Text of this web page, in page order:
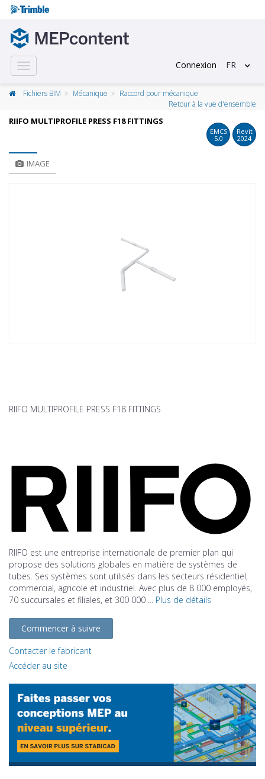
Toggle
navigation
Connexion FR
Fichiers BIM Mécanique
Raccord pour mécanique
Retour à la vue d'ensemble
RIIFO MULTIPROFILE PRESS F18 FITTINGS
EMCS
5.0
Revit
2024
IMAGE
RIIFO MULTIPROFILE PRESS F18 FITTINGS
RIIFO est une entreprise internationale de premier plan qui
propose des solutions globales en matière de systèmes de
tubes. Ses systèmes sont utilisés dans les secteurs résidentiel,
commercial, agricole et industriel. Avec plus de 8 000 employés,
70 succursales et filiales, et 300 000 ... Plus de détails
Commencer à suivre
Contacter le fabricant
Accéder au site